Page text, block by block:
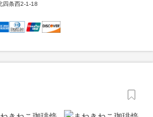
四条西2-1-18